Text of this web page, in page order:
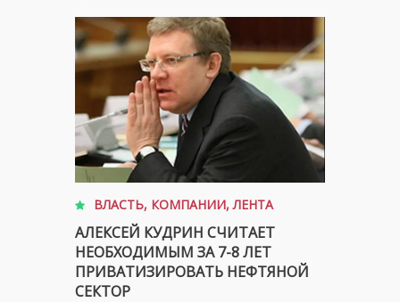
ВЛАСТЬ, КОМПАНИИ,ЛЕНТА
АЛЕКСЕЙ КУДРИН СЧИТАЕТ
НЕОБХОДИМЫМ ЗА 7-8 ЛЕТ
ПРИВАТИЗИРОВАТЬ НЕФТЯНОЙ
СЕКТОР